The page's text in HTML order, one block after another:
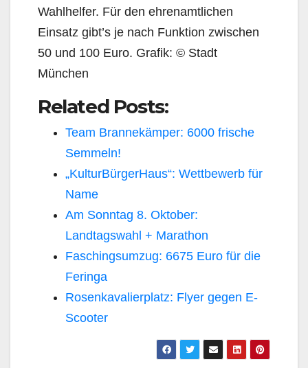
Wahlhelfer. Für den ehrenamtlichen
Einsatz gibt’s je nach Funktion zwischen
50 und 100 Euro. Grafik: © Stadt
München
Related Posts:
Team Brannekämper: 6000 frische
Semmeln!
„KulturBürgerHaus“: Wettbewerb für
Name
Am Sonntag 8. Oktober:
Landtagswahl + Marathon
Faschingsumzug: 6675 Euro für die
Feringa
Rosenkavalierplatz: Flyer gegen E-
Scooter